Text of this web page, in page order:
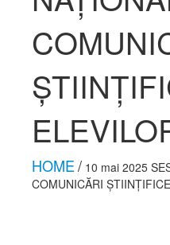
HOME/ 10 mai 2025
COMUNICĂRI